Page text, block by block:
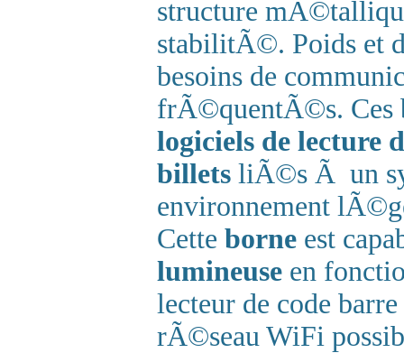
structure
stabilitÃ©. Poids et
besoins de
frÃ©quentÃ©s. Ces
logiciels de lecture
billets liÃ©s Ã un
environnement
Cette borne est
lumineuse en
lecteur de code
rÃ©seau WiFi